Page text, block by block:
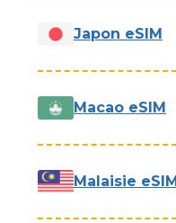
Japon eSIM
Macao eSIM
Malaisie eSIM